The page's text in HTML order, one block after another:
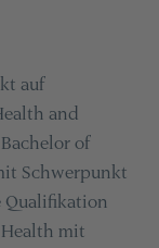
auf
and
of
Schwerpunkt
Qualifikation
mit